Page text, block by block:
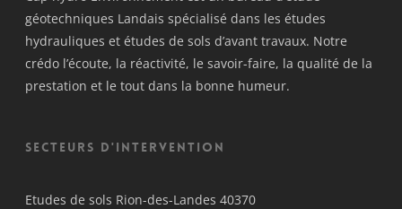
géotechniques Landais spécialisé dans les études
hydrauliques et études de sols d’avant travaux. Notre
crédo l’écoute, la réactivité, le savoir-faire, la qualité de la
prestation et le tout dans la bonne humeur.
Secteurs d'intervention
Etudes de sols Rion-des-Landes 40370